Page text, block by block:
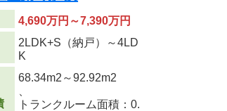
4,690万円～7,390万円
2LDK+S（納戸）～4LD
K
68.34m2 ～92.92m2
トランクルーム面積：0.